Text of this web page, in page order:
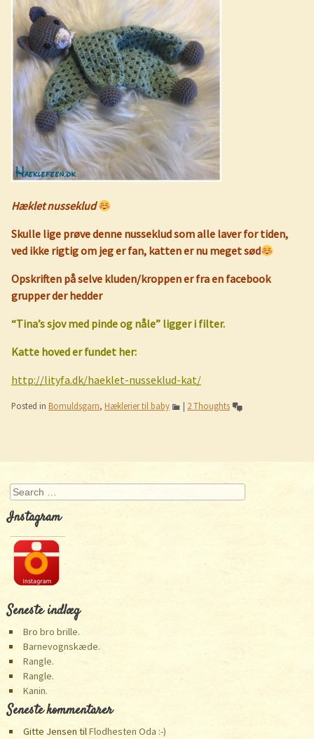
Hæklet nusseklud
Skulle lige prøve denne nusseklud som alle laver for tiden,
ved ikke rigtig om jeg er fan, katten er nu meget sød
Opskriften på selve kluden/kroppen er fra en facebook
grupper der hedder
“Tina’s sjov med pinde og nåle” ligger i filter.
Katte hoved er fundet her:
http://lityfa.dk/haeklet-nusseklud-kat/
Posted in Bomuldsgarn, Hæklerier til baby | 2 Thoughts
Post navigation
Search
Instagram
Seneste indlæg
Bro bro brille.
Barnevognskæde.
Rangle.
Rangle.
Kanin.
Seneste kommentarer
Gitte Jensen tilFlodhesten Oda :-)